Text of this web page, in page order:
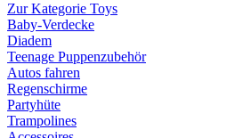
Zur Kategorie Toys
Baby-Verdecke
Diadem
Teenage Puppenzubehör
Autos fahren
Regenschirme
Partyhüte
Trampolines